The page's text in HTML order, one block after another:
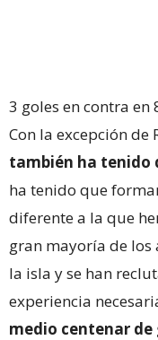
3 goles en contra
Con la excepción de
también ha tenido
ha tenido que
diferente a la que
gran mayoría de los
la isla y se han
experiencia
medio centenar